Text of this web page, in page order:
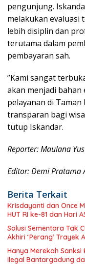
pengunjung.
melakukan evaluasi
lebih disiplin dan
terutama dalam
pembayaran sah.
​”Kami sangat
akan menjadi
pelayanan di Taman
transparan bagi
tutup Iskandar.
Reporter: Maulana
Editor: Demi Pratama
Berita Terkait
Krisdayanti dan Once
HUT RI ke-81 dan Hari
Solusi Sementara Tak
Akhiri ‘Perang’ Trayek
Hanya Merekah
Ilegal Bantargadung